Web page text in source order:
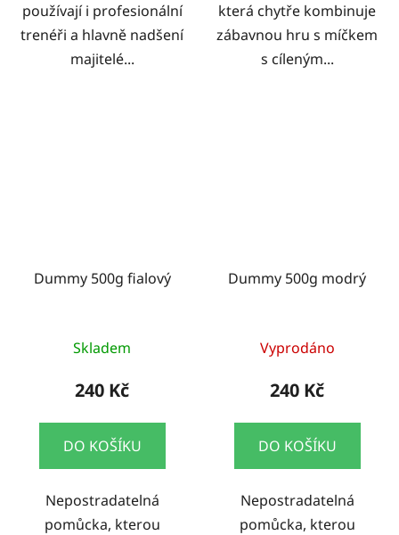
používají i profesionální
trenéři a hlavně nadšení
majitelé...
která chytře kombinuje
zábavnou hru s míčkem
s cíleným...
Dummy 500g fialový
Skladem
240 Kč
DO KOŠÍKU
Nepostradatelná
pomůcka, kterou
Dummy 500g modrý
Vyprodáno
240 Kč
DO KOŠÍKU
Nepostradatelná
pomůcka, kterou